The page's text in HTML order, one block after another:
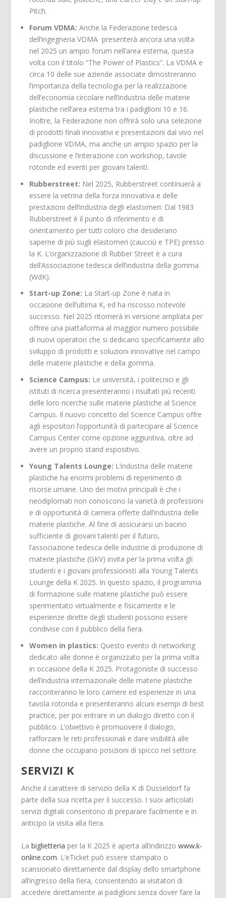
Pitch.
Forum VDMA: Anche la Federazione tedesca
dell’ingegneria VDMA presenterà ancora una volta
nel 2025 un ampio forum nell’area esterna, questa
volta con il titolo “The Power of Plastics”. La VDMA e
circa 10 delle sue aziende associate dimostreranno
l’importanza della tecnologia per la realizzazione
dell’economia circolare nell’industria delle materie
plastiche nell’area esterna tra i padiglioni 10 e 16.
Inoltre, la Federazione non offrirà solo una selezione
di prodotti finali innovativi e presentazioni dal vivo nel
padiglione VDMA, ma anche un ampio spazio per la
discussione e l’interazione con workshop, tavole
rotonde ed eventi per giovani talenti.
Rubberstreet: Nel 2025, Rubberstreet continuerà a
essere la vetrina della forza innovativa e delle
prestazioni dell’industria degli elastomeri. Dal 1983
Rubberstreet è il punto di riferimento e di
orientamento per tutti coloro che desiderano
saperne di più sugli elastomeri (caucciù e TPE) presso
la K. L’organizzazione di Rubber Street è a cura
dell’Associazione tedesca dell’industria della gomma
(WdK).
Start-up Zone: La Start-up Zone è nata in
occasione dell’ultima K, ed ha riscosso notevole
successo. Nel 2025 ritornerà in versione ampliata per
offrire una piattaforma al maggior numero possibile
di nuovi operatori che si dedicano specificamente allo
sviluppo di prodotti e soluzioni innovative nel campo
delle materie plastiche e della gomma.
Science Campus: Le università, i politecnici e gli
istituti di ricerca presenteranno i risultati più recenti
delle loro ricerche sulle materie plastiche al Science
Campus. Il nuovo concetto del Science Campus offre
agli espositori l’opportunità di partecipare al Science
Campus Center come opzione aggiuntiva, oltre ad
avere un proprio stand espositivo.
Young Talents Lounge: L’industria delle materie
plastiche ha enormi problemi di reperimento di
risorse umane. Uno dei motivi principali è che i
neodiplomati non conoscono la varietà di professioni
e di opportunità di carriera offerte dall’industria delle
materie plastiche. Al fine di assicurarsi un bacino
sufficiente di giovani talenti per il futuro,
l’associazione tedesca delle industrie di produzione di
materie plastiche (GKV) invita per la prima volta gli
studenti e i giovani professionisti alla Young Talents
Lounge della K 2025. In questo spazio, il programma
di formazione sulle materie plastiche può essere
sperimentato virtualmente e fisicamente e le
esperienze dirette degli studenti possono essere
condivise con il pubblico della fiera.
Women in plastics: Questo evento di networking
dedicato alle donne è organizzato per la prima volta
in occasione della K 2025. Protagoniste di successo
dell’industria internazionale delle materie plastiche
racconteranno le loro carriere ed esperienze in una
tavola rotonda e presenteranno alcuni esempi di best
practice, per poi entrare in un dialogo diretto con il
pubblico. L’obiettivo è promuovere il dialogo,
rafforzare le reti professionali e dare visibilità alle
donne che occupano posizioni di spicco nel settore.
SERVIZI K
Anche il carattere di servizio della K di Düsseldorf fa
parte della sua ricetta per il successo. I suoi articolati
servizi digitali consentono di preparare facilmente e in
anticipo la visita alla fiera.
Labiglietteria per la K 2025 è aperta all’indirizzowww.k-
online.com. L’eTicket può essere stampato o
scansionato direttamente dal display dello smartphone
all’ingresso della fiera, consentendo ai visitatori di
accedere direttamente ai padiglioni senza dover fare la